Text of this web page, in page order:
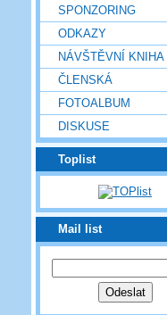
SPONZORING
ODKAZY
NÁVŠTĚVNÍ KNIHA
ČLENSKÁ
FOTOALBUM
DISKUSE
Toplist
Mail list